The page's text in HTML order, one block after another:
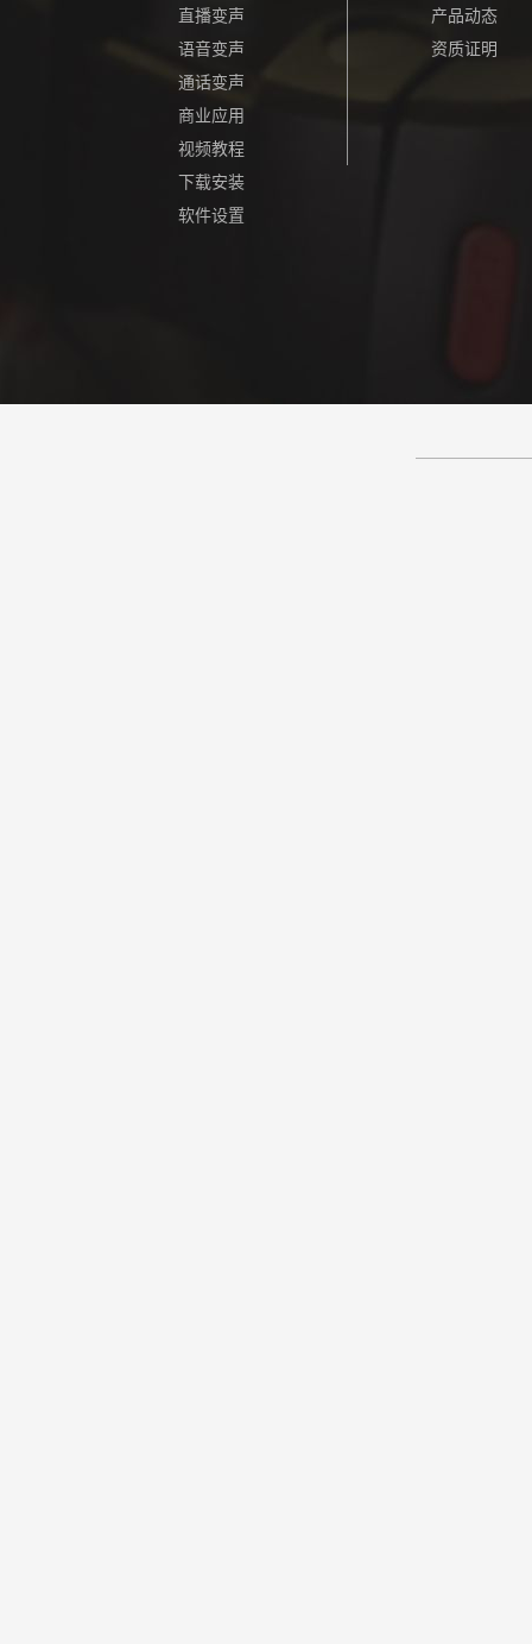
直播变声
语音变声
通话变声
商业应用
视频教程
下载安装
软件设置
产品动态
资质证明